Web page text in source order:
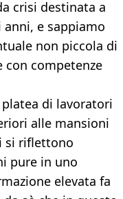
crisi destinata a
e sappiamo
non piccola di
con competenze
di lavoratori
alle mansioni
si riflettono
pure in uno
elevata fa